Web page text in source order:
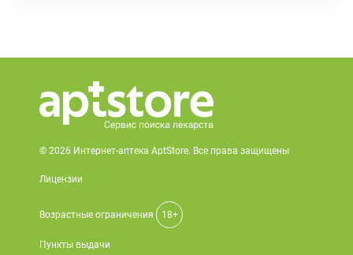
© 2026 Интернет-аптека AptStore. Все права защищены
Лицензии
Возрастные ограничения 18+
Пункты выдачи